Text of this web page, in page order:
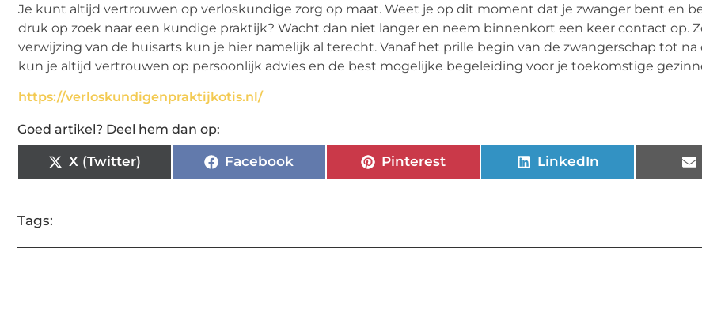
Je kunt altijd vertrouwen op verloskundige zorg op maat. Weet je op dit moment dat je zwanger bent en
druk op zoek naar een kundige praktijk? Wacht dan niet langer en neem binnenkort een keer contact op.
verwijzing van de huisarts kun je hier namelijk al terecht. Vanaf het prille begin van de zwangerschap tot na
kun je altijd vertrouwen op persoonlijk advies en de best mogelijke begeleiding voor je toekomstige
https://verloskundigenpraktijkotis.nl/
Goed artikel? Deel hem dan op:
X (Twitter) Facebook Pinterest LinkedIn
Tags: